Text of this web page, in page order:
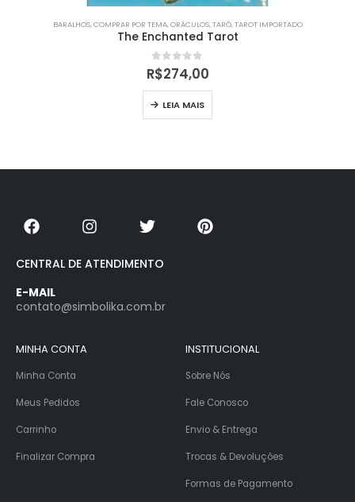
BARALHOS,COMPRAR POR TEMA,ORÁCULOS,TARÔ,TAROT IMPORTADO
The Enchanted Tarot
0out of 5
R$274,00
LEIA MAIS
CENTRAL DE ATENDIMENTO
E-MAIL
contato@simbolika.com.br
MINHA CONTA
Minha Conta
Meus Pedidos
Carrinho
Finalizar Compra
INSTITUCIONAL
Sobre Nós
Fale Conosco
Envio & Entrega
Trocas & Devoluções
Formas de Pagamento